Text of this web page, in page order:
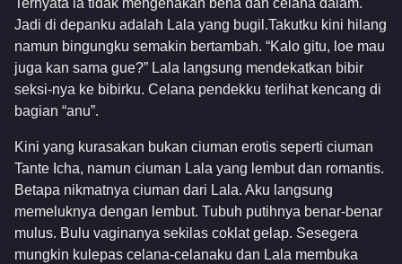
Ternyata ia tidak mengenakan beha dan celana dalam.
Jadi di depanku adalah Lala yang bugil.Takutku kini hilang
namun bingungku semakin bertambah. “Kalo gitu, loe mau
juga kan sama gue?” Lala langsung mendekatkan bibir
seksi-nya ke bibirku. Celana pendekku terlihat kencang di
bagian “anu”.
Kini yang kurasakan bukan ciuman erotis seperti ciuman
Tante Icha, namun ciuman Lala yang lembut dan romantis.
Betapa nikmatnya ciuman dari Lala. Aku langsung
memeluknya dengan lembut. Tubuh putihnya benar-benar
mulus. Bulu vaginanya sekilas coklat gelap. Sesegera
mungkin kulepas celana-celanaku dan Lala membuka